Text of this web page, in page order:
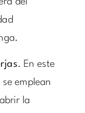
del
. En este
emplean
la